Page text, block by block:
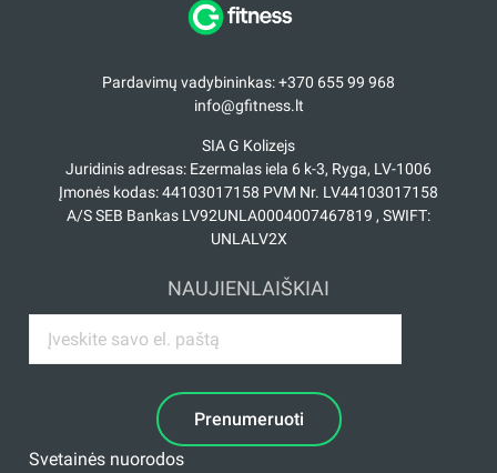
Pardavimų vadybininkas: +370 655 99 968
info@gfitness.lt
SIA G Kolizejs
Juridinis adresas: Ezermalas iela 6 k-3, Ryga, LV-1006
Įmonės kodas: 44103017158 PVM Nr. LV44103017158
A/S SEB Bankas LV92UNLA0004007467819 , SWIFT:
UNLALV2X
NAUJIENLAIŠKIAI
Prenumeruoti
Svetainės nuorodos